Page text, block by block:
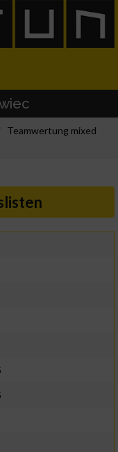
Teamwertung mixed